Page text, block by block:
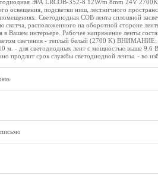
ЭРА LRCOB-352-8 12W/m 8mm 24V
освещения, подсветки ниш, лестничного
Светодиодная СОВ лента сплошной
скотча, расположенного на оборотной стороне
в Вашем интерьере. Рабочее напряжение ленты
свечения - теплый белый (2700 K) ВНИМАНИЕ: -
м. - для светодиодных лент с мощностью выше 9.6
продлит срок службы светодиодной ленты. - во